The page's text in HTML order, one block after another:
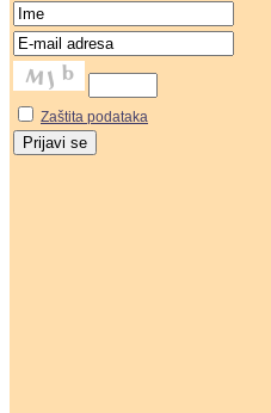
Zaštita podataka